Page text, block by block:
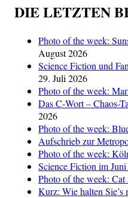
DIE LETZTEN
Photo of the week:
August 2026
Science Fiction und
29. Juli 2026
Photo of the week:
Das C‑Wort – Chaos-
2026
Photo of the week:
Aufschrieb zur
Photo of the week:
Science Fiction im
Photo of the week: Cat
Kurz: Wie halten